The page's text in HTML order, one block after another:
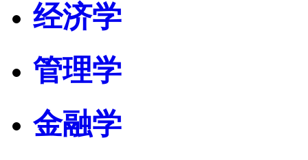
经济学
管理学
金融学